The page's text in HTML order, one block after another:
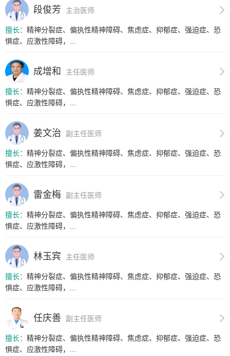
段俊芳 主治医师
擅长： 精神分裂症、偏执性精神障碍、焦虑症、抑郁症、强迫症、恐
惧症、应激性障碍，...
成增和 主任医师
擅长： 精神分裂症、偏执性精神障碍、焦虑症、抑郁症、强迫症、恐
惧症、应激性障碍，...
姜文治 副主任医师
擅长： 精神分裂症、偏执性精神障碍、焦虑症、抑郁症、强迫症、恐
惧症、应激性障碍，...
雷金梅 副主任医师
擅长： 精神分裂症、偏执性精神障碍、焦虑症、抑郁症、强迫症、恐
惧症、应激性障碍，...
林玉宾 主任医师
擅长： 精神分裂症、偏执性精神障碍、焦虑症、抑郁症、强迫症、恐
惧症、应激性障碍，...
任庆善 副主任医师
擅长： 精神分裂症、偏执性精神障碍、焦虑症、抑郁症、强迫症、恐
惧症、应激性障碍，...